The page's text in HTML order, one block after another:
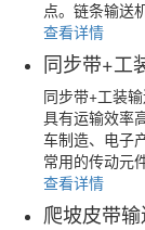
点。链条输送
查看详情
同步带+工
同步带+工装
具有运输效率
车制造、电子
常用的传动元
查看详情
爬坡皮带